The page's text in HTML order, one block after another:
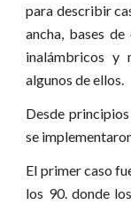
para describir
ancha, bases
inalámbricos y
algunos de ellos.
Desde
se
El primer caso
los 90. donde